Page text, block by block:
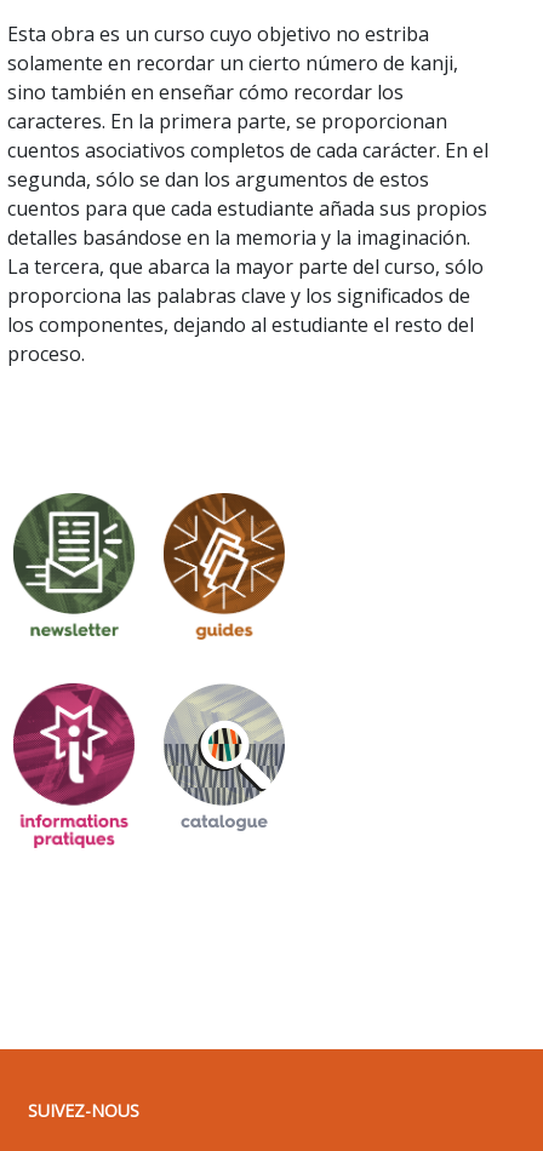
Esta obra es un curso cuyo objetivo no estriba
solamente en recordar un cierto número de kanji,
sino también en enseñar cómo recordar los
caracteres. En la primera parte, se proporcionan
cuentos asociativos completos de cada carácter. En el
segunda, sólo se dan los argumentos de estos
cuentos para que cada estudiante añada sus propios
detalles basándose en la memoria y la imaginación.
La tercera, que abarca la mayor parte del curso, sólo
proporciona las palabras clave y los significados de
los componentes, dejando al estudiante el resto del
proceso.
SUIVEZ-NOUS